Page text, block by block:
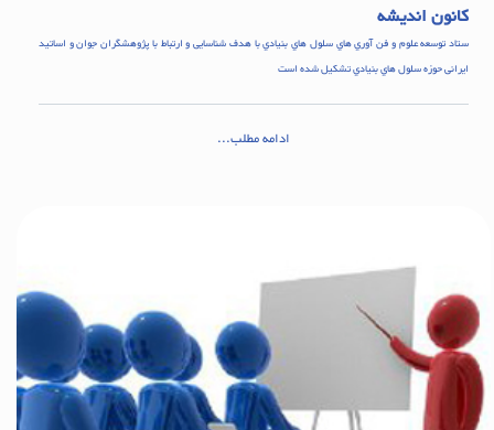
کانون اندیشه
ستاد توسعه علوم و فن آوري هاي سلول هاي بنيادي با هدف شناسایی و ارتباط با پژوهشگران جوان و اساتید
ایرانی حوزه سلول هاي بنيادي تشکيل شده است
ادامه مطلب...